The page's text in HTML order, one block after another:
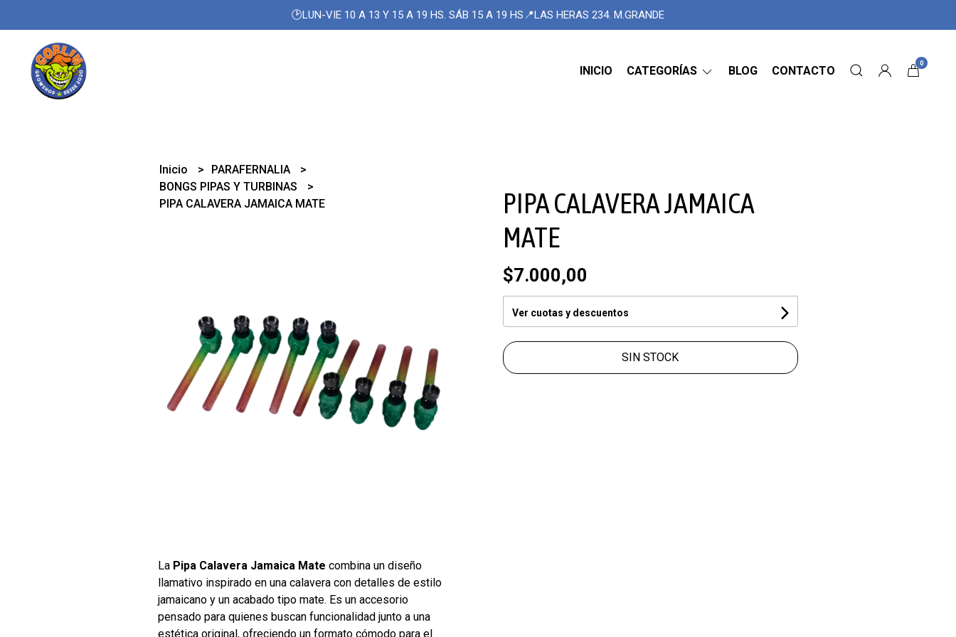
🕑LUN-VIE 10 A 13 Y 15 A 19 HS. SÁB 15 A 19 HS📍LAS HERAS 234. M.GRANDE
INICIO CATEGORÍAS BLOG CONTACTO
0
Inicio
PARAFERNALIA
BONGS PIPAS Y TURBINAS
PIPA CALAVERA JAMAICA MATE
La Pipa Calavera Jamaica Mate combina un diseño
llamativo inspirado en una calavera con detalles de estilo
jamaicano y un acabado tipo mate. Es un accesorio
pensado para quienes buscan funcionalidad junto a una
estética original, ofreciendo un formato cómodo para el
PIPA CALAVERA JAMAICA
MATE
$7.000,00
Ver cuotas y descuentos
SIN STOCK